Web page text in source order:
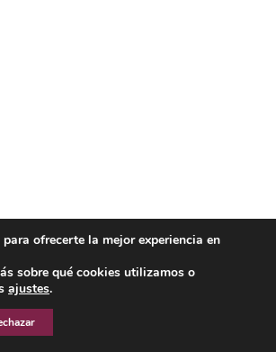
ofrecerte la mejor experiencia en
sobre qué cookies utilizamos o
ajustes.